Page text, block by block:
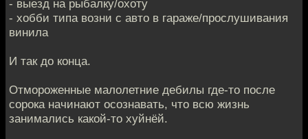
- выезд на рыбалку/охоту
- хобби типа возни с авто в гараже/прослушивания
винила
И так до конца.
Отмороженные малолетние дебилы где-то после
сорока начинают осознавать, что всю жизнь
занимались какой-то хуйнёй.